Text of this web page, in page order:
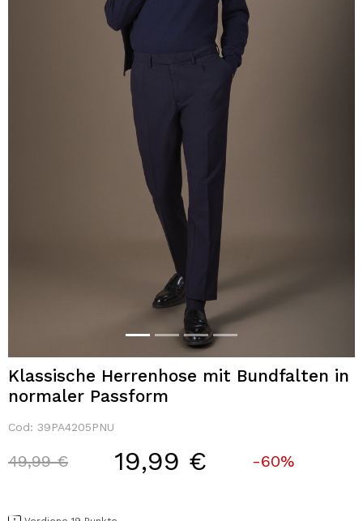
Klassische Herrenhose mit Bundfalten in
normaler Passform
Cod: 39PA4205PNU
Price reduced from
49,99 €to 19,99 € -60%